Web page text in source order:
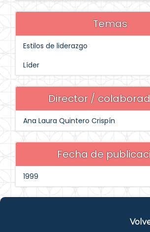
Temas
Estilos de liderazgo
Líder
Director /
Ana Laura Quintero Crispín
Fecha de
1999